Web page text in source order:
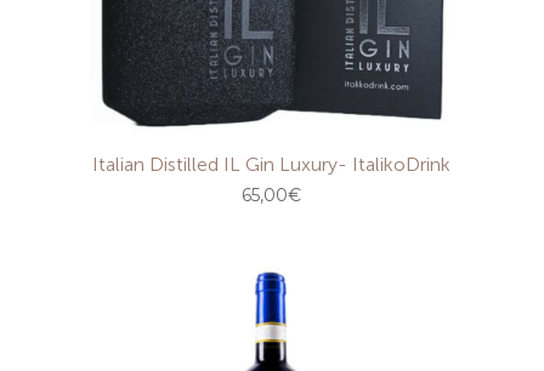
Italian Distilled IL Gin Luxury- ItalikoDrink
65,00€